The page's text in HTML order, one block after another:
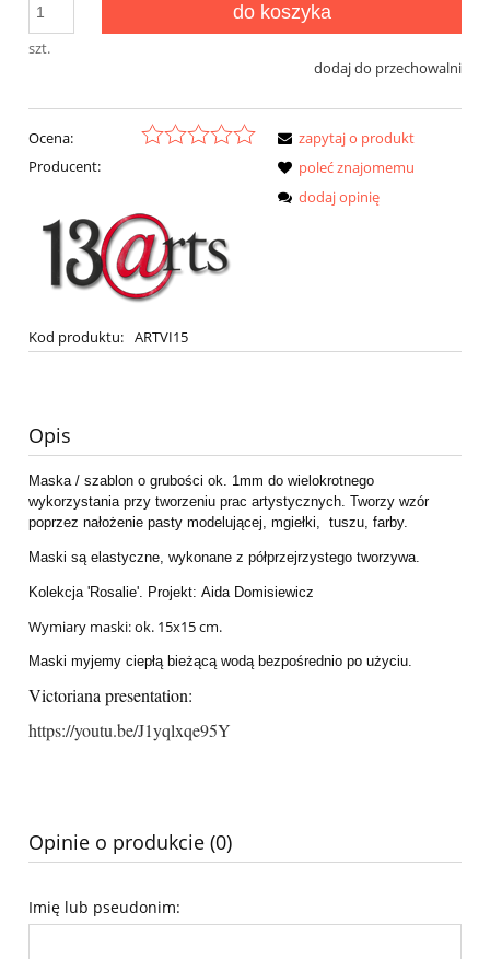
szt.
do koszyka
dodaj do przechowalni
Ocena:
Producent:
Kod produktu: ARTVI15
zapytaj o produkt
poleć znajomemu
dodaj opinię
Opis
Maska / szablon o grubości ok. 1mm do wielokrotnego
wykorzystania przy tworzeniu prac artystycznych. Tworzy wzór
poprzez nałożenie pasty modelującej, mgiełki, tuszu, farby.
Maski są elastyczne, wykonane z półprzejrzystego tworzywa.
Kolekcja 'Rosalie'. Projekt: Aida Domisiewicz
Wymiary maski: ok. 15x15 cm.
Maski myjemy ciepłą bieżącą wodą bezpośrednio po użyciu.
Victoriana presentation:
https://youtu.be/J1yqlxqe95Y
Opinie o produkcie (0)
Imię lub pseudonim: